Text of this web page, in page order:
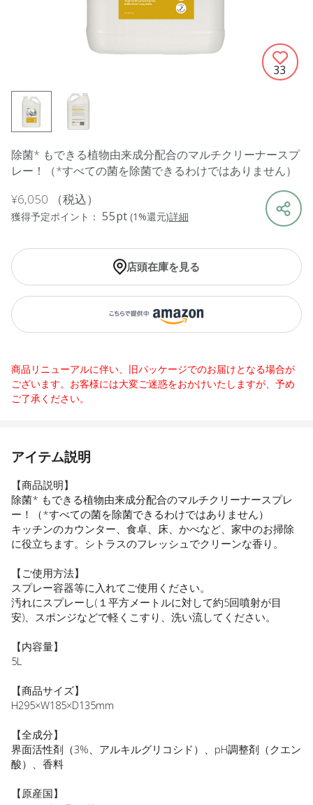
33
除菌* もできる植物由来成分配合のマルチクリーナースプ
レー！（*すべての菌を除菌できるわけではありません）
¥6,050 （税込）
獲得予定ポイント： 55pt (1%還元)詳細
店頭在庫を見る
商品リニューアルに伴い、旧パッケージでのお届けとなる場合が
ございます。お客様には大変ご迷惑をおかけいたしますが、予め
ご了承ください。
アイテム説明
【商品説明】
除菌* もできる植物由来成分配合のマルチクリーナースプレ
ー！（*すべての菌を除菌できるわけではありません）
キッチンのカウンター、食卓、床、かべなど、家中のお掃除
に役立ちます。シトラスのフレッシュでクリーンな香り。
【ご使用方法】
スプレー容器等に入れてご使用ください。
汚れにスプレーし(１平方メートルに対して約5回噴射が目
安)、スポンジなどで軽くこすり、洗い流してください。
【内容量】
5L
【商品サイズ】
H295×W185×D135mm
【全成分】
界面活性剤（3%、アルキルグリコシド）、pH調整剤（クエン
酸）、香料
【原産国】